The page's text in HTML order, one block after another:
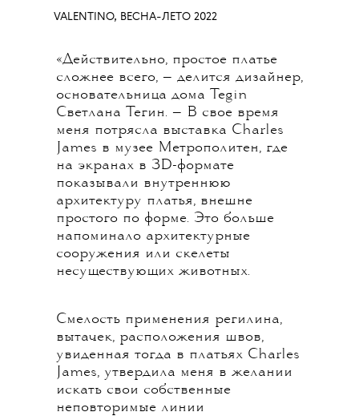
VALENTINO, ВЕСНА-ЛЕТО 2022
«Действительно, простое платье
сложнее всего, — делится дизайнер,
основательница дома Tegin
Светлана Тегин. — В свое время
меня потрясла выставка Charles
James в музее Метрополитен, где
на экранах в 3D-формате
показывали внутреннюю
архитектуру платья, внешне
простого по форме. Это больше
напоминало архитектурные
сооружения или скелеты
несуществующих животных.
Смелость применения регилина,
вытачек, расположения швов,
увиденная тогда в платьях Charles
James, утвердила меня в желании
искать свои собственные
неповторимые линии